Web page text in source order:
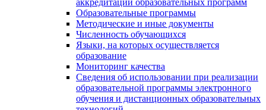
аккредитации образовательных программ
Образовательные программы
Методические и иные документы
Численность обучающихся
Языки, на которых осуществляется
образование
Мониторинг качества
Сведения об использовании при реализации
образовательной программы электронного
обучения и дистанционных образовательных